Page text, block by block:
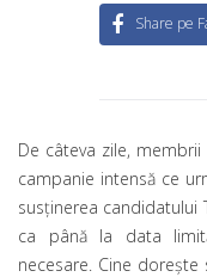
Share pe
De câteva zile,
campanie intensă ce
susținerea candidatului
ca până la data
necesare. Cine